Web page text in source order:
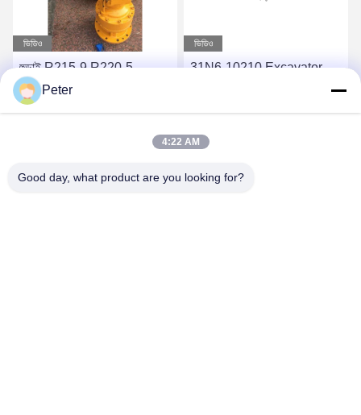
ভিডিও
হুন্ডাই R215-9 R220-5
এক্সক্যাভেটর সুইং মোটর R225LC-
7 সুইং রিডাকশন গিয়ারবক্স 31N6-
ভিডিও
31N6-10210 Excavator
Peter
4:22 AM
Good day, what product are you looking for?